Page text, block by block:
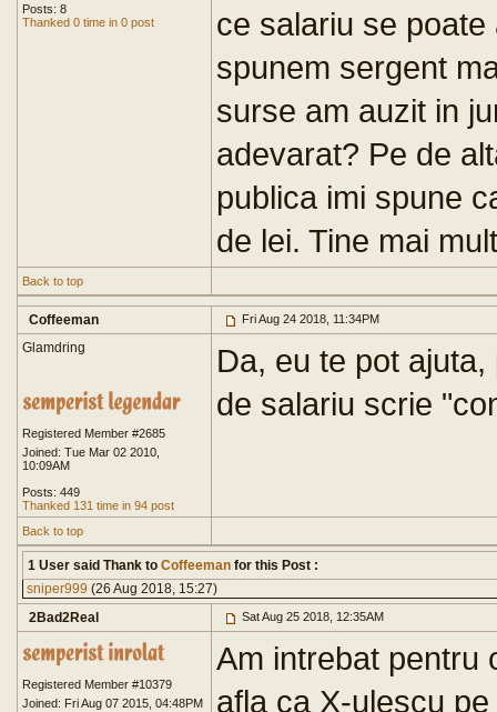
Posts: 8
Thanked 0 time in 0 post
ce salariu se
spunem sergent
surse am auzit in
adevarat? Pe de
publica imi spune
de lei. Tine mai
Back to top
Coffeeman Fri Aug 24 2018, 11:34PM
Glamdring
Registered Member #2685
Joined: Tue Mar 02 2010,
10:09AM
Posts: 449
Thanked 131 time in 94 post
Da, eu te pot
de salariu scrie
Back to top
1 User said Thank to Coffeeman for this Post :
sniper999 (26 Aug 2018, 15:27)
2Bad2Real
Sat Aug 25 2018, 12:35AM
Registered Member #10379
Joined: Fri Aug 07 2015, 04:48PM
Am intrebat pentru
afla ca X-ulescu